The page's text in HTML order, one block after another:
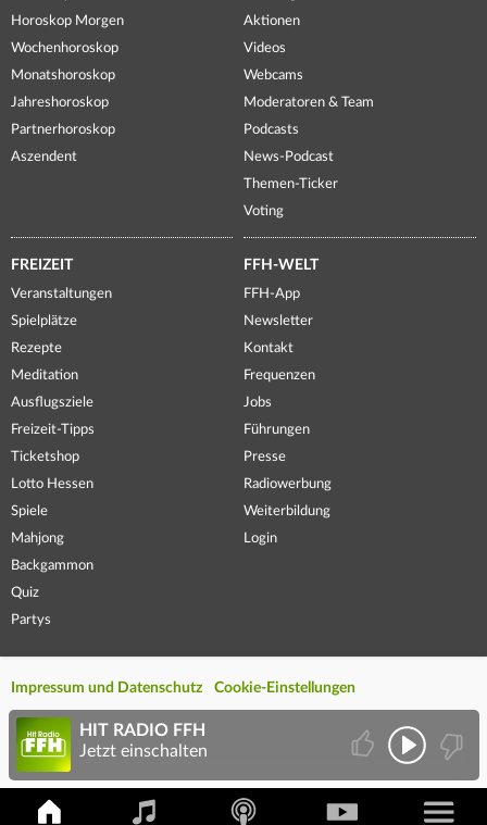
Horoskop Morgen
Wochenhoroskop
Monatshoroskop
Jahreshoroskop
Partnerhoroskop
Aszendent
Aktionen
Videos
Webcams
Moderatoren & Team
Podcasts
News-Podcast
Themen-Ticker
Voting
FREIZEIT
Veranstaltungen
Spielplätze
Rezepte
Meditation
Ausflugsziele
Freizeit-Tipps
Ticketshop
Lotto Hessen
Spiele
Mahjong
Backgammon
Quiz
Partys
FFH-WELT
FFH-App
Newsletter
Kontakt
Frequenzen
Jobs
Führungen
Presse
Radiowerbung
Weiterbildung
Login
Impressum und Datenschutz Cookie-Einstellungen
HIT RADIO FFH
Jetzt einschalten